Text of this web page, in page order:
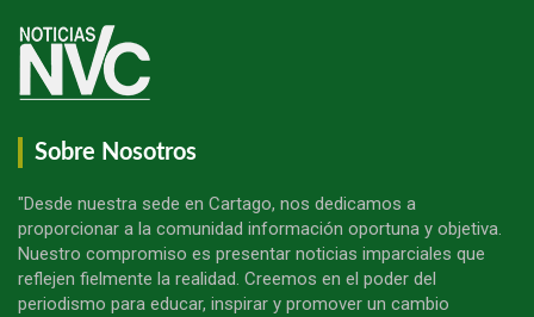
Sobre Nosotros
"Desde nuestra sede en Cartago, nos dedicamos a
proporcionar a la comunidad información oportuna y objetiva.
Nuestro compromiso es presentar noticias imparciales que
reflejen fielmente la realidad. Creemos en el poder del
periodismo para educar, inspirar y promover un cambio